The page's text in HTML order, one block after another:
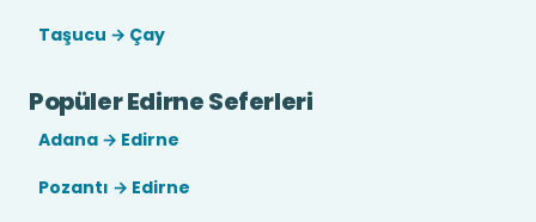
Taşucu → Çay
Popüler Edirne Seferleri
Adana → Edirne
Pozantı → Edirne